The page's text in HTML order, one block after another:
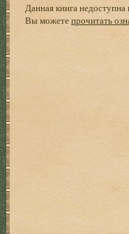
Данная книга недоступна
Вы можетепрочитать